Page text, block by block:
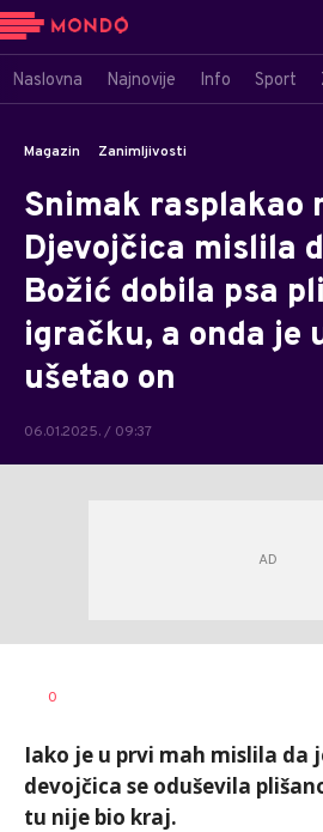
Naslovna Najnovije Info Sport
Magazin Zanimljivosti
Snimak rasplakao
Djevojčica mislila
Božić dobila psa
igračku, a onda je
ušetao on
06.01.2025. / 09:37
AUTOR
0
Iako je u prvi mah mislila da
devojčica se oduševila
tu nije bio kraj.